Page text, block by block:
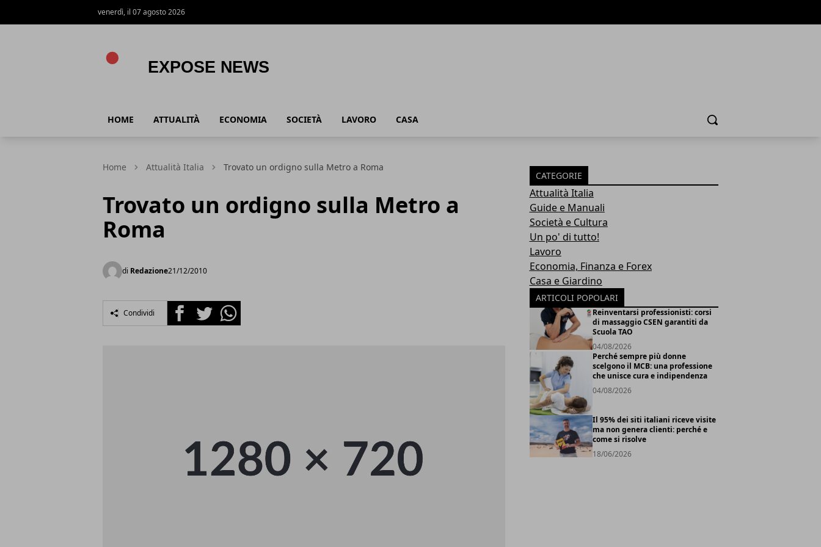
venerdì, il 07 agosto 2026
HOME ATTUALITÀ ECONOMIA SOCIETÀ LAVORO CASA Cerca
Home Attualità Italia Trovato un ordigno sulla Metro a Roma
Trovato un ordigno sulla Metro a
Roma
di Redazione21/12/2010
Condividi FacebookTwitterWhatsapp
CATEGORIE
Attualità Italia
Guide e Manuali
Società e Cultura
Un po' di tutto!
Lavoro
Economia, Finanza e Forex
Casa e Giardino
ARTICOLI POPOLARI
Reinventarsi professionisti: corsi
di massaggio CSEN garantiti da
Scuola TAO
04/08/2026
Perché sempre più donne
scelgono il MCB: una professione
che unisce cura e indipendenza
04/08/2026
Il 95% dei siti italiani riceve visite
ma non genera clienti: perché e
come si risolve
18/06/2026